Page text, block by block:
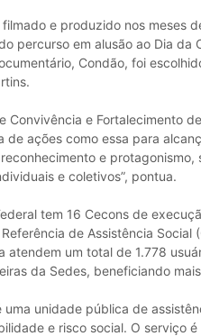
e produzido nos meses
percurso em alusão ao Dia
Condão, foi
Convivência e Fortalecimento
de ações como essa para
e
e coletivos”, pontua.
tem 16 Cecons de
de Assistência Social
atendem um total de 1.778
da Sedes, beneficiando
uma unidade pública de
e risco social. O serviço